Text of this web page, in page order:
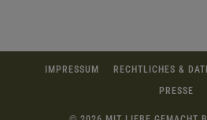
IMPRESSUM
RECHTLICHES &
PRESSE